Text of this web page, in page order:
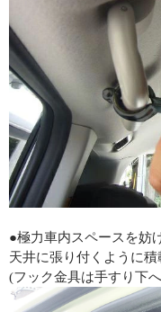
●極力車内スペースを妨
天井に張り付くように積
(フック金具は手すり下